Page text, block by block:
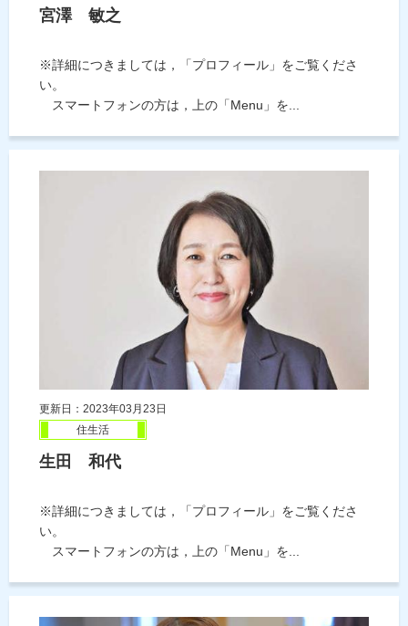
宮澤 敏之
※詳細につきましては，「プロフィール」をご覧くださ
い。
スマートフォンの方は，上の「Menu」を...
更新日：2023年03月23日
住生活
生田 和代
※詳細につきましては，「プロフィール」をご覧くださ
い。
スマートフォンの方は，上の「Menu」を...